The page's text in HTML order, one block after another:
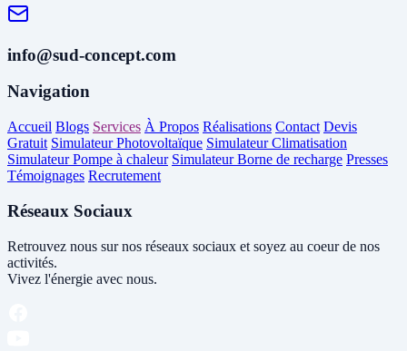
info@sud-concept.com
Navigation
Accueil Blogs Services À Propos Réalisations Contact Devis
Gratuit Simulateur Photovoltaïque Simulateur Climatisation
Simulateur Pompe à chaleur Simulateur Borne de recharge Presses
Témoignages Recrutement
Réseaux Sociaux
Retrouvez nous sur nos réseaux sociaux et soyez au coeur de nos
activités.
Vivez l'énergie avec nous.